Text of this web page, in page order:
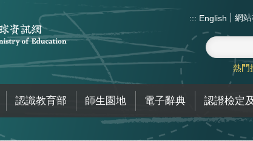
::: English 網
熱門
認識教育部 師生園地 電子辭典 認證檢定